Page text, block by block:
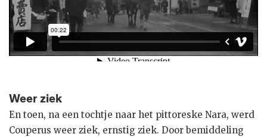
Weer ziek
En toen, na een tochtje naar het pittoreske Nara, werd
Couperus weer ziek, ernstig ziek. Door bemiddeling